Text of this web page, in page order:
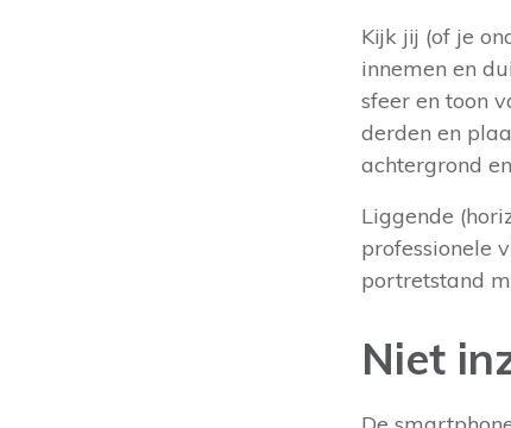
Kijk jij (of je
innemen en
sfeer en toon
derden en
achtergrond
Liggende
professionele
portretstand
Niet